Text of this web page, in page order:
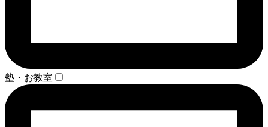
塾・お教室